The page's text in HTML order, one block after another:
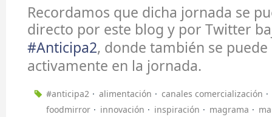
Recordamos que dicha jornada se
directo por este blog y por Twitter
#Anticipa2, donde también se
activamente en la jornada.
#anticipa2 alimentación
canales comercialización
foodmirror
innovación inspiración magrama